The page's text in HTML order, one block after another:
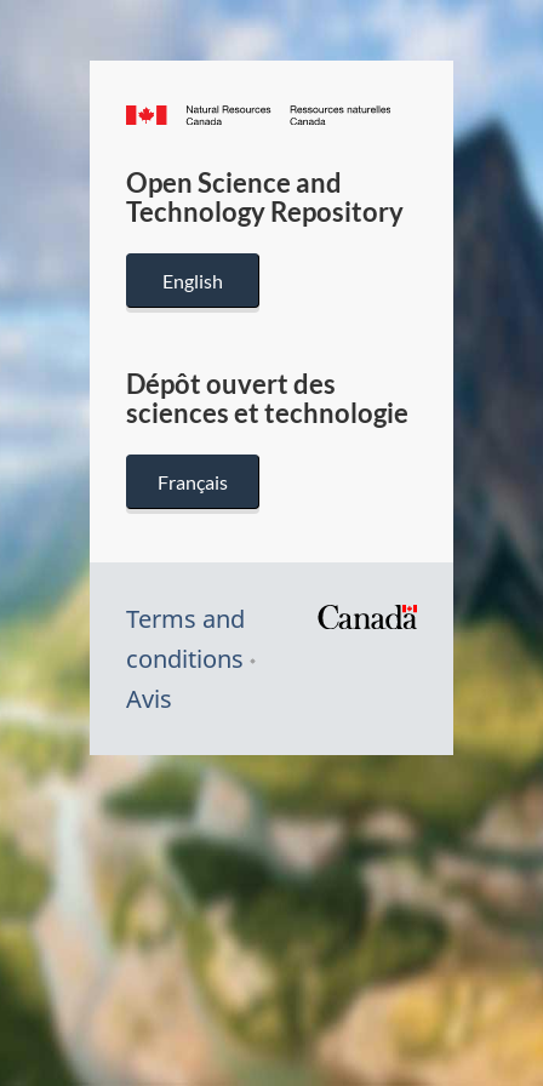
Canada.ca
/
Canada
Open Science and
Technology Repository
English
Dépôt ouvert des
sciences et technologie
Français
Terms and
conditions
Avis
Canada